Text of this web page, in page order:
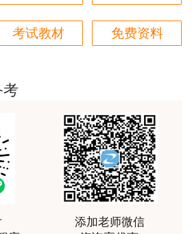
，老师确实讲的很好
授课老师讲解通俗易懂
考试教材 免费资料
添加老师微信